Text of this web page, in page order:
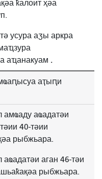
ҟалоит ҳәа
усура аӡы аркра
аҵанакуам .
аҭыԥи
амҩаду аҩадатәи
40-тәии
рыбжьара.
аҩадатәи аган 46-тәи
рыбжьара.